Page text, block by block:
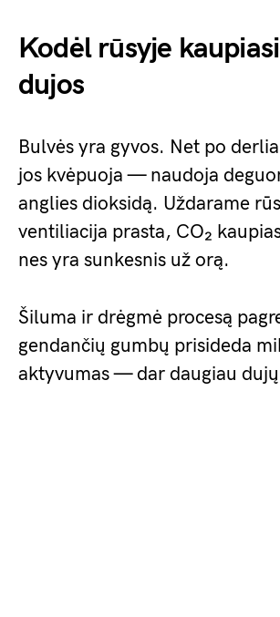
Kodėl rūsyje
dujos
Bulvės yra gyvos. Net po
jos kvėpuoja — naudoja
anglies dioksidą. Uždarame
ventiliacija prasta, CO₂
nes yra sunkesnis už orą.
Šiluma ir drėgmė procesą
gendančių gumbų prisideda
aktyvumas — dar daugiau